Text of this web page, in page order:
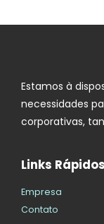
Estamos à
necessidades
corporativas,
Links Rápidos
Empresa
Contato